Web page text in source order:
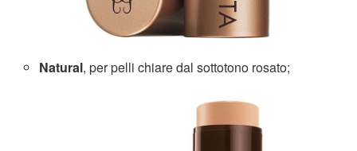
Natural, per pelli chiare dal sottotono rosato;